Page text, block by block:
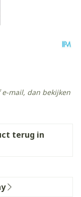
terug in
mail, dan bekijken